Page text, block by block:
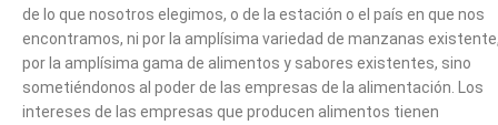
de lo que nosotros elegimos, o de la estación o el país en que nos
encontramos, ni por la amplísima variedad de manzanas
por la amplísima gama de alimentos y sabores existentes, sino
sometiéndonos al poder de las empresas de la alimentación. Los
intereses de las empresas que producen alimentos tienen